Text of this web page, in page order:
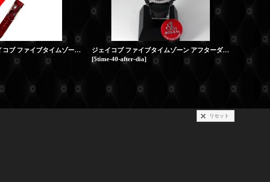
JACOB&CO. ジェイコブ ファイブタイムゾーン 47mm ベルト交換 オーバーホール
ジェイコブ ファイブタイムゾーン アフターダイヤベゼル 40mm
[5time-40-after-dia] jc-
リセット